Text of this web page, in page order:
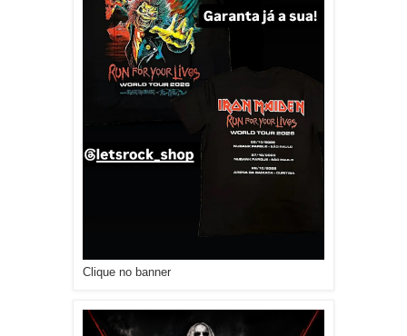
Clique no banner